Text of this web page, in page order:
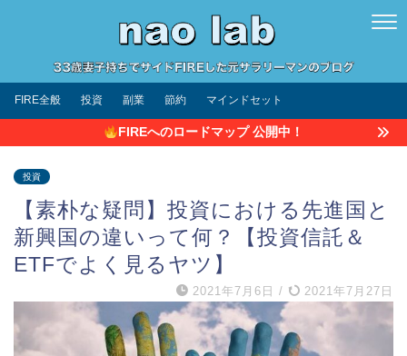
FIRE全般 投資 副業 節約 マインドセット
FIREへのロードマップ 公開中！
投資
【素朴な疑問】投資における先進国と
新興国の違いって何？【投資信託＆
ETFでよく見るヤツ】
2021年7月6日 / 2021年7月27日